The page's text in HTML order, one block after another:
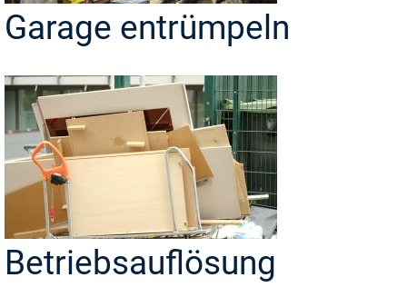
Garage entrümpeln
Betriebsauflösung